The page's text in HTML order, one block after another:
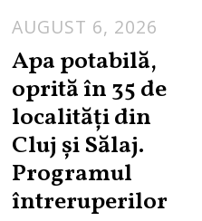
AUGUST 6, 2026
Apa potabilă,
oprită în 35 de
localități din
Cluj și Sălaj.
Programul
întreruperilor